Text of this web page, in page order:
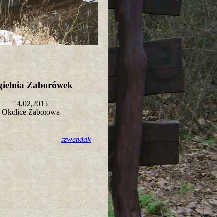
Zaborówek
14,02,2015
Okolice Zaborowa
szwendak